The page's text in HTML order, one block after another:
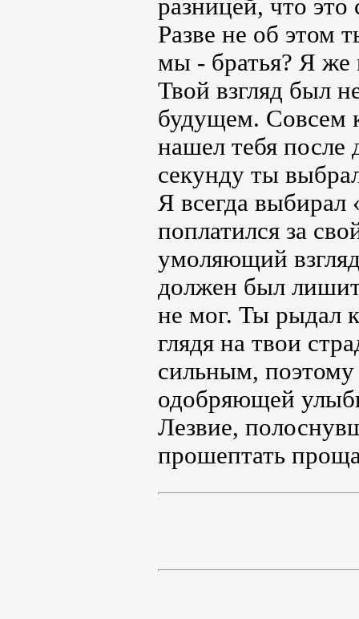
разницей, что
Разве не об этом
мы - братья? Я же
Твой взгляд был
будущем. Совсем
нашел тебя
секунду ты
Я всегда выбирал
поплатился за
умоляющий
должен был
не мог. Ты рыдал
глядя на твои
сильным, поэтому
одобряющей
Лезвие,
прошептать